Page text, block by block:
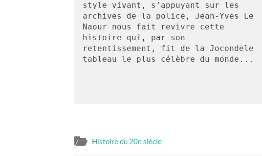
style vivant, s’appuyant sur les
archives de la police, Jean-Yves Le
Naour nous fait revivre cette
histoire qui, par son
retentissement, fit de la Jocondele
tableau le plus célèbre du monde...
Histoire du 20e siècle